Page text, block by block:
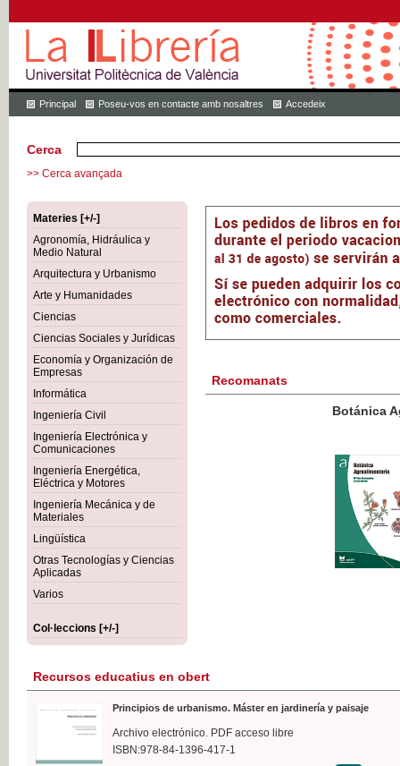
Principal Poseu-vos en contacte amb nosaltres Accedeix
Cerca
>> Cerca avançada
Materies [+/-]
Agronomía, Hidráulica y
Medio Natural
Arquitectura y Urbanismo
Arte y Humanidades
Ciencias
Ciencias Sociales y Jurídicas
Economía y Organización de
Empresas
Informática
Ingeniería Civil
Ingeniería Electrónica y
Comunicaciones
Ingeniería Energética,
Eléctrica y Motores
Ingeniería Mecánica y de
Materiales
Lingüística
Otras Tecnologías y Ciencias
Aplicadas
Varios
Col·leccions [+/-]
Recomanats
Botánica Agroalimentaria
IVA
Recursos educatius en obert
Principios de urbanismo. Máster en jardinería y paisaje
Archivo electrónico. PDF acceso libre
ISBN:978-84-1396-417-1